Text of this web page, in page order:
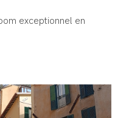
exceptionnel en